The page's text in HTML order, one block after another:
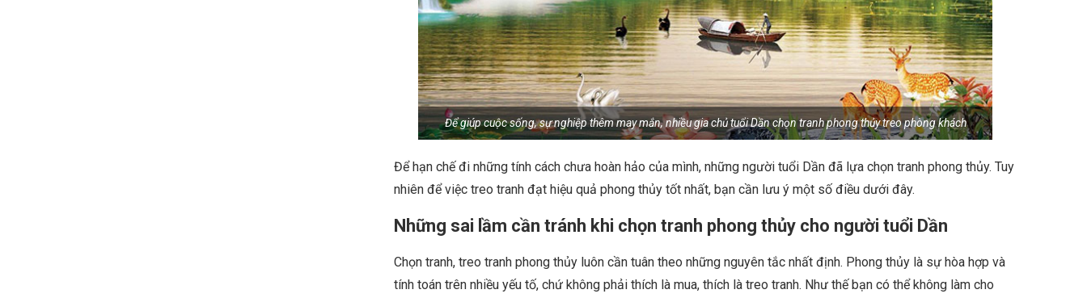
Để giúp cuộc sống, sự nghiệp thêm may mắn, nhiều gia chủ tuổi Dần chọn tranh phong thủy treo phòng khách
Để hạn chế đi những tính cách chưa hoàn hảo của mình, những người tuổi Dần đã lựa chọn tranh phong thủy. Tuy
nhiên để việc treo tranh đạt hiệu quả phong thủy tốt nhất, bạn cần lưu ý một số điều dưới đây.
Những sai lầm cần tránh khi chọn tranh phong thủy cho người tuổi Dần
Chọn tranh, treo tranh phong thủy luôn cần tuân theo những nguyên tắc nhất định. Phong thủy là sự hòa hợp và
tính toán trên nhiều yếu tố, chứ không phải thích là mua, thích là treo tranh. Như thế bạn có thể không làm cho